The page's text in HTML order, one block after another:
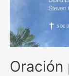
Oración